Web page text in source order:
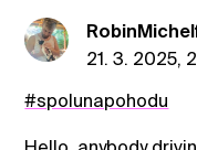
21. 3. 2025,
#spolunapohodu